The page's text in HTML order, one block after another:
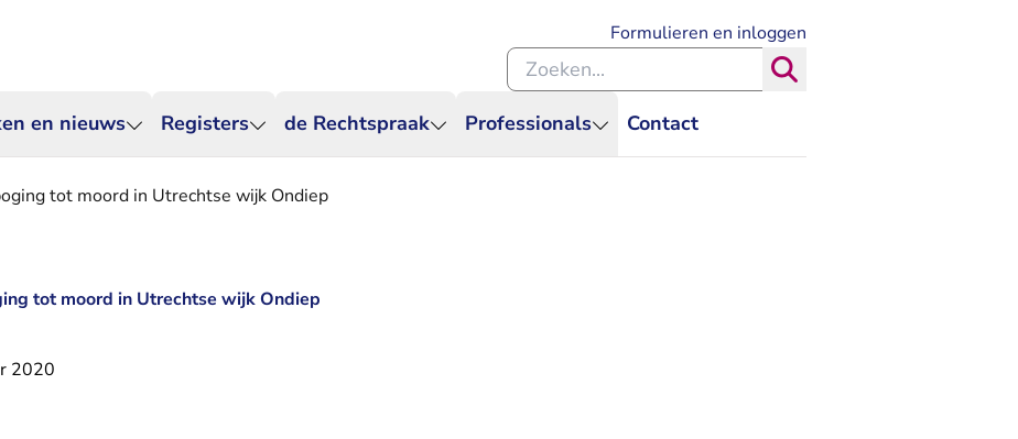
en nieuws Registers de Rechtspraak Professionals Contact
Formulieren en inloggen
Zoeken binnen de Rechtspraak
tot moord in Utrechtse wijk Ondiep
tot moord in Utrechtse wijk Ondiep
2020